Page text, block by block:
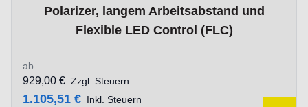
Polarizer, langem Arbeitsabstand und
Flexible LED Control (FLC)
ab
1.105,51 € Inkl. Steuern
929,00 € Zzgl. Steuern